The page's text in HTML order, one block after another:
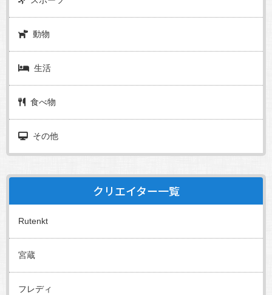
動物
生活
食べ物
その他
クリエイター一覧
Rutenkt
宮蔵
フレディ